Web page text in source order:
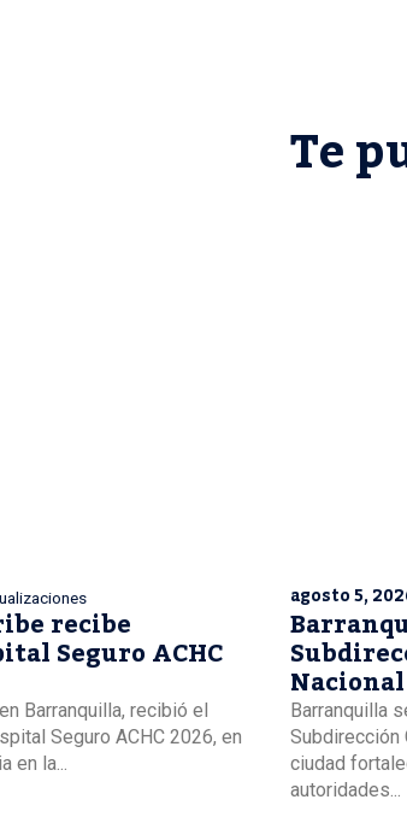
Te
recibe
Seguro ACHC
Barranquilla, recibió el
Seguro ACHC 2026, en
en la...
agosto 5,
Nacional
Barranquilla
Subdirección
ciudad
autoridades...